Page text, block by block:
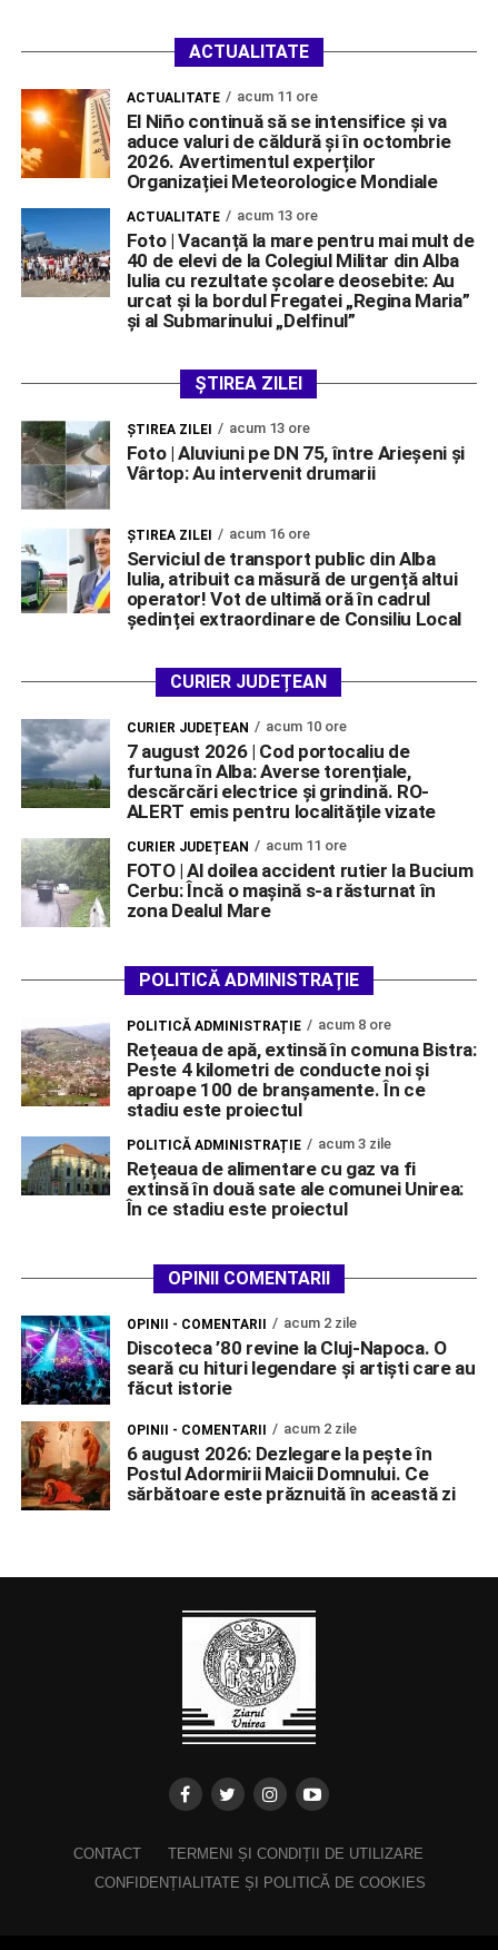
ACTUALITATE
ACTUALITATE acum 11 ore
El Niño continuă să se intensifice și va
aduce valuri de căldură și în octombrie
2026. Avertimentul experților
Organizației Meteorologice Mondiale
ACTUALITATE acum 13 ore
Foto | Vacanță la mare pentru mai mult de
40 de elevi de la Colegiul Militar din Alba
Iulia cu rezultate școlare deosebite: Au
urcat și la bordul Fregatei „Regina Maria”
și al Submarinului „Delfinul”
ȘTIREA ZILEI
ŞTIREA ZILEI acum 13 ore
Foto | Aluviuni pe DN 75, între Arieșeni și
Vârtop: Au intervenit drumarii
ŞTIREA ZILEI acum 16 ore
Serviciul de transport public din Alba
Iulia, atribuit ca măsură de urgență altui
operator! Vot de ultimă oră în cadrul
ședinței extraordinare de Consiliu Local
CURIER JUDEȚEAN
CURIER JUDEȚEAN acum 10 ore
7 august 2026 | Cod portocaliu de
furtuna în Alba: Averse torențiale,
descărcări electrice și grindină. RO-
ALERT emis pentru localitățile vizate
CURIER JUDEȚEAN acum 11 ore
FOTO | Al doilea accident rutier la Bucium
Cerbu: Încă o mașină s-a răsturnat în
zona Dealul Mare
POLITICĂ ADMINISTRAȚIE
POLITICĂ ADMINISTRAȚIE acum 8 ore
Rețeaua de apă, extinsă în comuna Bistra:
Peste 4 kilometri de conducte noi și
aproape 100 de branșamente. În ce
stadiu este proiectul
POLITICĂ ADMINISTRAȚIE acum 3 zile
Rețeaua de alimentare cu gaz va fi
extinsă în două sate ale comunei Unirea:
În ce stadiu este proiectul
OPINII COMENTARII
OPINII - COMENTARII acum 2 zile
Discoteca ’80 revine la Cluj-Napoca. O
seară cu hituri legendare și artiști care au
făcut istorie
OPINII - COMENTARII acum 2 zile
6 august 2026: Dezlegare la pește în
Postul Adormirii Maicii Domnului. Ce
sărbătoare este prăznuită în această zi
CONTACT
TERMENI ȘI CONDIȚII DE UTILIZARE
CONFIDENȚIALITATE ȘI POLITICĂ DE COOKIES